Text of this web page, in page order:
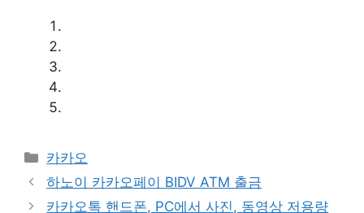
카
테
카카오
하노이 카카오페이 BIDV ATM 출금
카카오톡 핸드폰, PC에서 사진, 동영상 저용량